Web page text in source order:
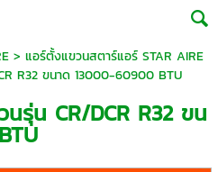
> แอร์ตั้งแขวนสตาร์แอร์ STAR AIRE
R32 ขนาด 13000-60900 BTU
รุ่น CR/DCR R32 ขน